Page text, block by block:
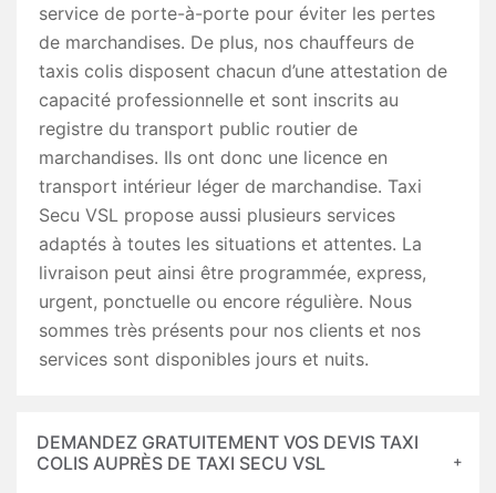
service de porte-à-porte pour éviter les pertes
de marchandises. De plus, nos chauffeurs de
taxis colis disposent chacun d’une attestation de
capacité professionnelle et sont inscrits au
registre du transport public routier de
marchandises. Ils ont donc une licence en
transport intérieur léger de marchandise. Taxi
Secu VSL propose aussi plusieurs services
adaptés à toutes les situations et attentes. La
livraison peut ainsi être programmée, express,
urgent, ponctuelle ou encore régulière. Nous
sommes très présents pour nos clients et nos
services sont disponibles jours et nuits.
DEMANDEZ GRATUITEMENT VOS DEVIS TAXI
COLIS AUPRÈS DE TAXI SECU VSL